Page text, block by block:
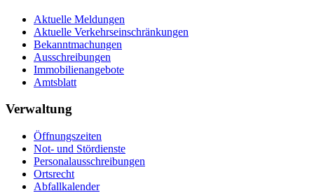
Aktuelle Meldungen
Aktuelle Verkehrseinschränkungen
Bekanntmachungen
Ausschreibungen
Immobilienangebote
Amtsblatt
Verwaltung
Öffnungszeiten
Not- und Stördienste
Personalausschreibungen
Ortsrecht
Abfallkalender